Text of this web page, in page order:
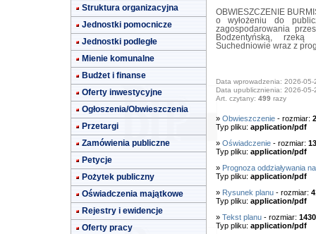
Struktura organizacyjna
Jednostki pomocnicze
Jednostki podległe
Mienie komunalne
Budżet i finanse
Oferty inwestycyjne
Ogłoszenia/Obwieszczenia
Przetargi
Zamówienia publiczne
Petycje
Pożytek publiczny
Oświadczenia majątkowe
Rejestry i ewidencje
Oferty pracy
OBWIESZCZENIE
o wyłożeniu do
zagospodarowania
Bodzentyńską,
Suchedniowie wraz z
Data wprowadzenia: 2026-05-
Data upublicznienia: 2026-05-
Art. czytany: 499 razy
» Obwieszczenie- rozmiar:
Typ pliku: application/pdf
» Oświadczenie- rozmiar:
Typ pliku: application/pdf
» Prognoza oddziaływania
Typ pliku: application/pdf
» Rysunek planu- rozmiar:
Typ pliku: application/pdf
» Tekst planu- rozmiar:
Typ pliku: application/pdf